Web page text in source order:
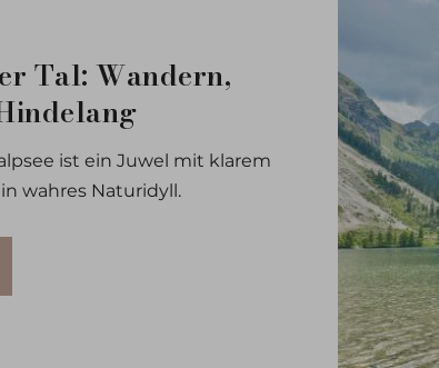
Tal: Wandern,
ist ein Juwel mit klarem
wahres Naturidyll.